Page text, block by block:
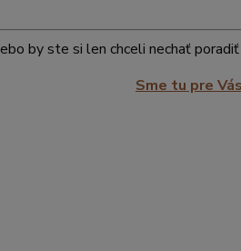
by ste si len chceli nechať
Sme tu pre